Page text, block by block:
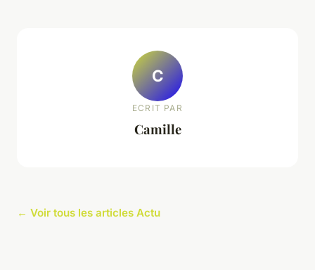
C
ECRIT PAR
Camille
← Voir tous les articles Actu